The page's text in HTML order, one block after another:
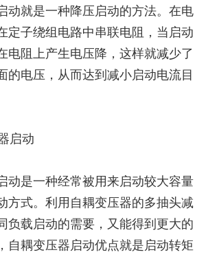
就是一种降压启动的方法。在电
定子绕组电路中串联电阻，当启动
电阻上产生电压降，这样就减少了
的电压，从而达到减小启动电流目
启动
是一种经常被用来启动较大容量
方式。利用自耦变压器的多抽头减
负载启动的需要，又能得到更大的
自耦变压器启动优点就是启动转矩